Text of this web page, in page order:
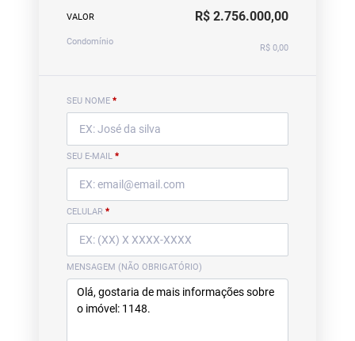
VALOR R$ 2.756.000,00
Condomínio
R$ 0,00
SEU NOME *
SEU E-MAIL *
CELULAR *
MENSAGEM (NÃO OBRIGATÓRIO)